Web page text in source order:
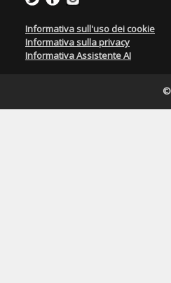
Informativa sull'uso dei cookie
Informativa sulla privacy
Informativa Assistente AI
©